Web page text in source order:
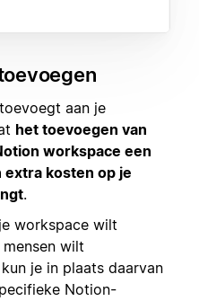
aan je
het toevoegen van
workspace een
kosten op je
.
workspace wilt
wilt
je in plaats daarvan
Notion-